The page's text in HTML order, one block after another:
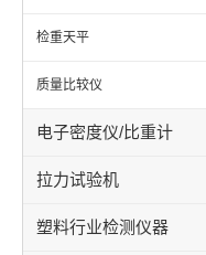
检重天平
质量比较仪
电子密度仪/比重计
拉力试验机
塑料行业检测仪器